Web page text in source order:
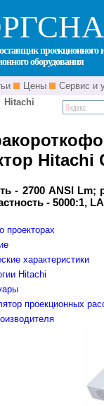
проекционного
оборудования
Цены
Сервис и
Hitachi
Hitachi
- 2700 ANSI Lm;
- 5000:1,
проекторах
характеристики
Hitachi
проекционных